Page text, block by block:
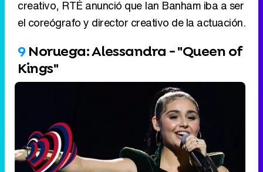
Noruega: Alessandra - "Queen of Kings"